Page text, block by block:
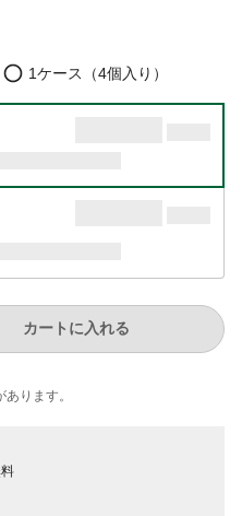
1ケース（4個入り）
カートに入れる
ります。